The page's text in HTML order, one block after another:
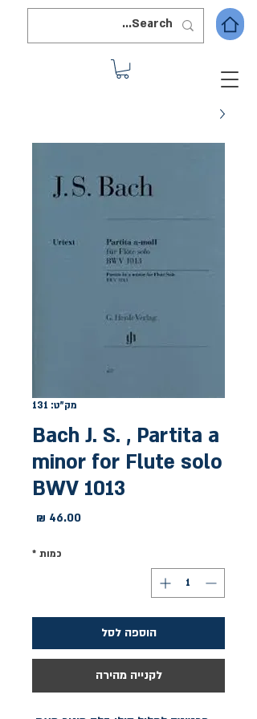
מק"ט: 131
Bach J. S. , Partita a
minor for Flute solo
BWV 1013
כמות *
הוספה לסל
לקנייה מהירה